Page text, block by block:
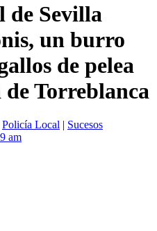
de Sevilla
un burro
de pelea
Torreblanca
Policía Local | Sucesos
am